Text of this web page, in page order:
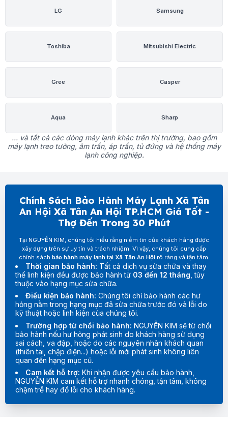
LG Samsung
Toshiba Mitsubishi Electric
Gree Casper
Aqua Sharp
... và tất cả các dòng máy lạnh khác trên thị trường, bao gồm
máy lạnh treo tường, âm trần, áp trần, tủ đứng và hệ thống máy
lạnh công nghiệp.
Chính Sách Bảo Hành Máy Lạnh Xã Tân
An Hội Xã Tân An Hội TP.HCM Giá Tốt -
Thợ Đến Trong 30 Phút
Tại NGUYỄN KIM, chúng tôi hiểu rằng niềm tin của khách hàng được
xây dựng trên sự uy tín và trách nhiệm. Vì vậy, chúng tôi cung cấp
chính sách bảo hành máy lạnh tại Xã Tân An Hộirõ ràng và tận tâm.
Thời gian bảo hành: Tất cả dịch vụ sửa chữa và thay
thế linh kiện đều được bảo hành từ 03 đến 12 tháng , tùy
thuộc vào hạng mục sửa chữa.
Điều kiện bảo hành: Chúng tôi chỉ bảo hành các hư
hỏng nằm trong hạng mục đã sửa chữa trước đó và lỗi do
kỹ thuật hoặc linh kiện của chúng tôi.
Trường hợp từ chối bảo hành: NGUYỄN KIM sẽ từ chối
bảo hành nếu hư hỏng phát sinh do khách hàng sử dụng
sai cách, va đập, hoặc do các nguyên nhân khách quan
(thiên tai, chập điện...) hoặc lỗi mới phát sinh không liên
quan đến hạng mục cũ.
Cam kết hỗ trợ: Khi nhận được yêu cầu bảo hành,
NGUYỄN KIM cam kết hỗ trợ nhanh chóng, tận tâm, không
chậm trễ hay đổ lỗi cho khách hàng.